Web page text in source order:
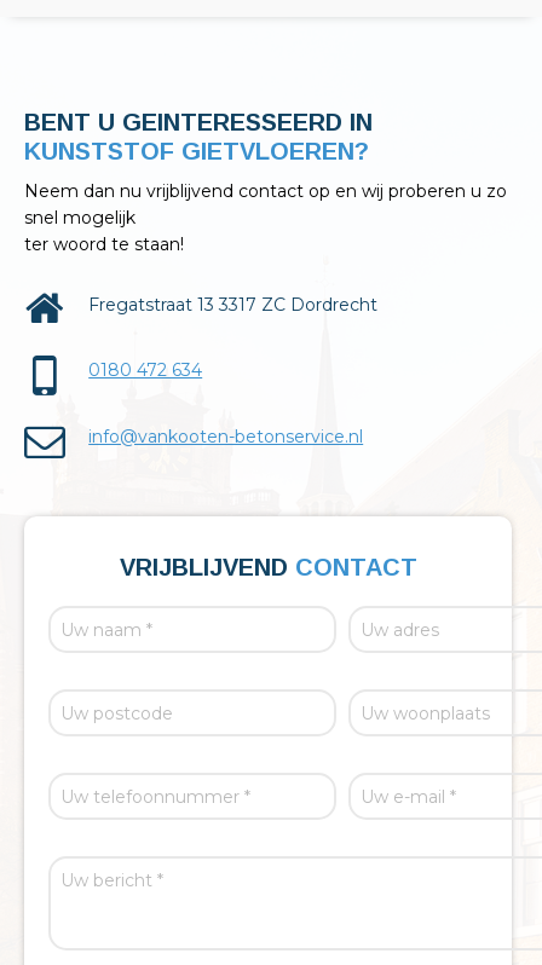
BENT U GEINTERESSEERD IN
KELDERAFDICHTINGEN?
Neem dan nu vrijblijvend contact op en wij proberen u zo
snel mogelijk
ter woord te staan!
Fregatstraat 13 3317 ZC Dordrecht
0180 472 634
info@vankooten-betonservice.nl
VRIJBLIJVEND CONTACT